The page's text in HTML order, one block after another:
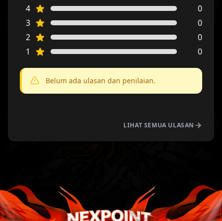
4
0
3
0
2
0
1
0
Belum ada ulasan dan penilaian.
LIHAT SEMUA ULASAN